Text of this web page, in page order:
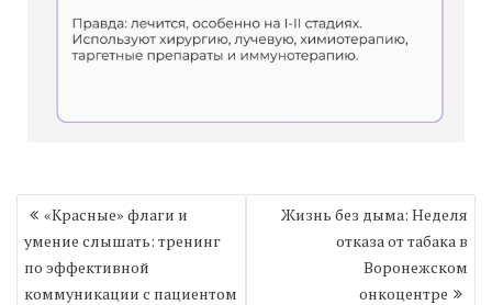
Навигация
по
записям
«Красные» флаги и
умение слышать: тренинг
по эффективной
коммуникации с пациентом
Жизнь без дыма: Неделя
отказа от табака в
Воронежском
онкоцентре